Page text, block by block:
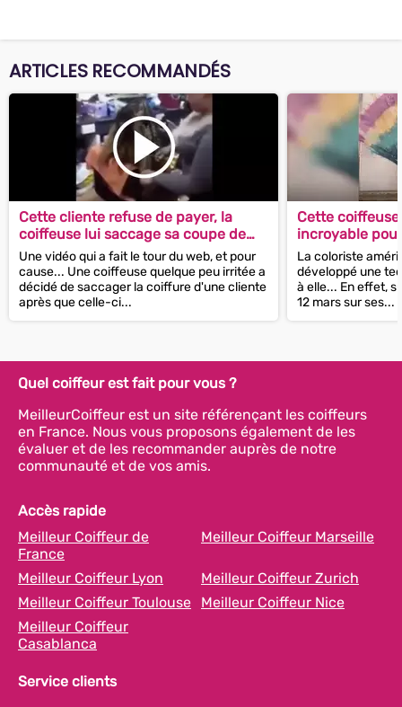
ARTICLES RECOMMANDÉS
Cette cliente refuse de payer, la
coiffeuse lui saccage sa coupe de
cheveux !
Une vidéo qui a fait le tour du web, et pour
cause... Une coiffeuse quelque peu irritée a
décidé de saccager la coiffure d'une cliente
après que celle-ci...
Cette
incroyable
La coloriste
développé une
à elle... En effet,
12 mars sur ses...
Quel coiffeur est fait pour vous ?
MeilleurCoiffeur est un site référençant les coiffeurs
en France. Nous vous proposons également de les
évaluer et de les recommander auprès de notre
communauté et de vos amis.
Accès rapide
Meilleur Coiffeur de
France
Meilleur Coiffeur Marseille
Meilleur Coiffeur Lyon
Meilleur Coiffeur Zurich
Meilleur Coiffeur Toulouse
Meilleur Coiffeur Nice
Meilleur Coiffeur
Casablanca
Service clients